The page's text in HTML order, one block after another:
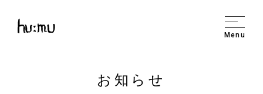
Menu
お知らせ